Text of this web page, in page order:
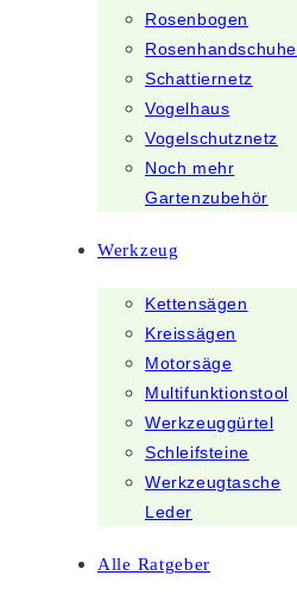
Rosenbogen
Rosenhandschuhe
Schattiernetz
Vogelhaus
Vogelschutznetz
Noch mehr
Gartenzubehör
Werkzeug
Kettensägen
Kreissägen
Motorsäge
Multifunktionstool
Werkzeuggürtel
Schleifsteine
Werkzeugtasche
Leder
Alle Ratgeber